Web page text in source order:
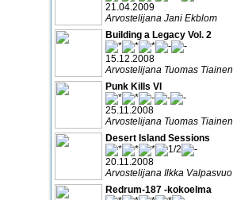
21.04.2009
Arvostelijana Jani Ekblom
Building a Legacy Vol. 2
15.12.2008
Arvostelijana Tuomas Tiainen
Punk Kills VI
25.11.2008
Arvostelijana Tuomas Tiainen
Desert Island Sessions
20.11.2008
Arvostelijana Ilkka Valpasvuo
Redrum-187 -kokoelma